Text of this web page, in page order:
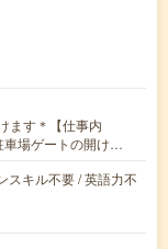
ます＊【仕事内
車場ゲートの開け…
スキル不要 / 英語力不